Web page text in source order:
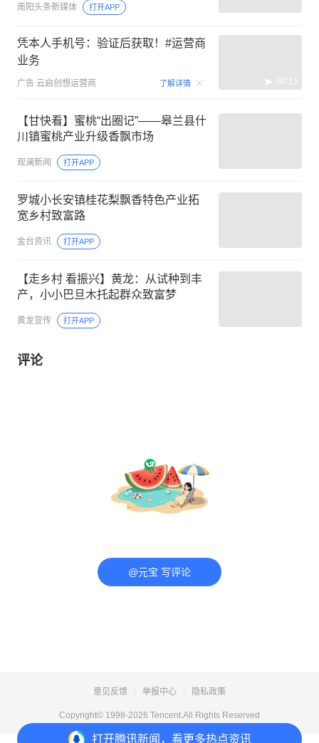
打开腾讯新闻，看更多热点资讯
南阳头条新媒体 打开APP
凭本人手机号：验证后获取！#运营商
业务
广告 云启创想运营商 了解详情 00:15
【甘快看】蜜桃“出圈记”——皋兰县什
川镇蜜桃产业升级香飘市场
观澜新闻 打开APP
罗城小长安镇桂花梨飘香特色产业拓
宽乡村致富路
金台资讯 打开APP
【走乡村 看振兴】黄龙：从试种到丰
产，小小巴旦木托起群众致富梦
黄龙宣传 打开APP
评论
@元宝 写评论
意见反馈 举报中心 隐私政策
Copyright© 1998-2026 Tencent.All Rights Reserved